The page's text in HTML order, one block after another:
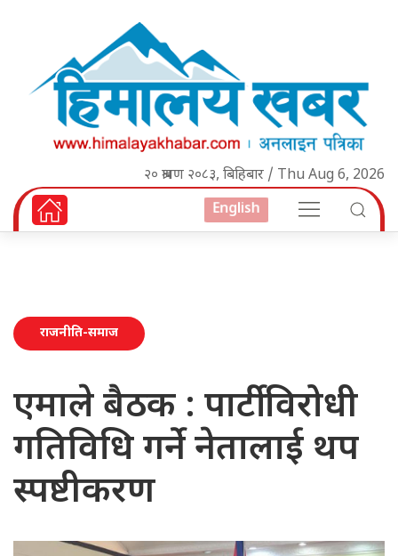
२० श्रावण २०८३, बिहिबार / Thu Aug 6, 2026
English
राजनीति-समाज
एमाले बैठक : पार्टी विरोधी
गतिविधि गर्ने नेतालाई थप
स्पष्टीकरण